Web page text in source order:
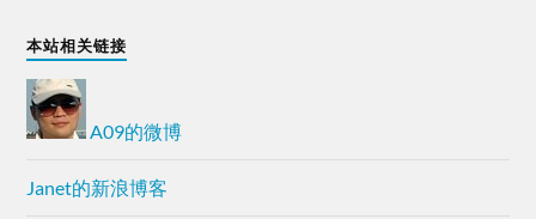
本站相关链接
A09的微博
Janet的新浪博客